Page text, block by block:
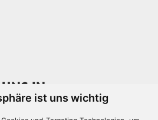
ist uns wichtig
IN